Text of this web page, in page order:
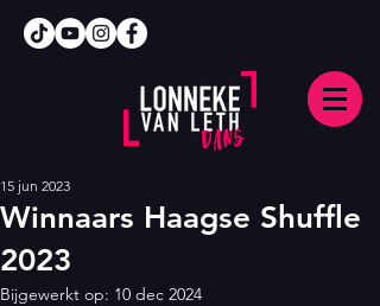
Winnaars Haagse Shuffle
2023
15 jun 2023
Bijgewerkt op: 10 dec 2024